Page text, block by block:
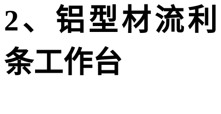
2、铝型材流利
条工作台